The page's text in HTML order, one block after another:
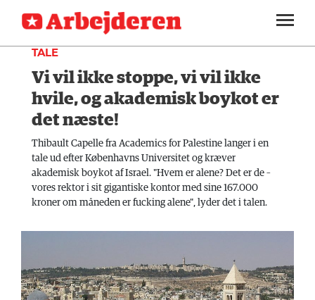
SEKTIONER
ARBEJDEREN
MENER
FAGLIGT
INDLAND
UDLAND
BLOGS
SOUNDCLOUD
ABONNER
LOG IND
TALE
Vi vil ikke stoppe, vi vil ikke
hvile, og akademisk boykot er
det næste!
Thibault Capelle fra Academics for Palestine langer i en
tale ud efter Københavns Universitet og kræver
akademisk boykot af Israel. "Hvem er alene? Det er de –
vores rektor i sit gigantiske kontor med sine 167.000
kroner om måneden er fucking alene", lyder det i talen.